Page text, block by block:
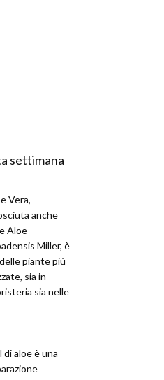
settimana
Vera,
anche
Aloe
Miller, è
piante più
sia in
sia nelle
di aloe è una